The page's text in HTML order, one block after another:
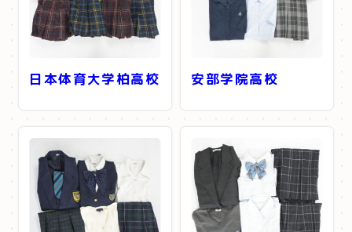
日本体育大学柏高校 安部学院高校